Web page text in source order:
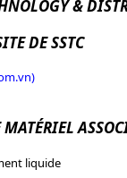
&
DE SSTC
liquide